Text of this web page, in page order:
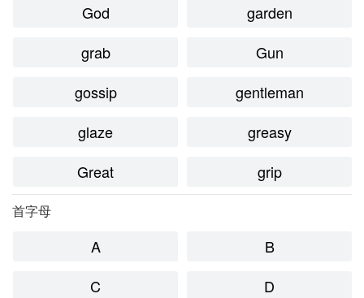
God
garden
grab
Gun
gossip
gentleman
glaze
greasy
Great
grip
首字母
A
B
C
D